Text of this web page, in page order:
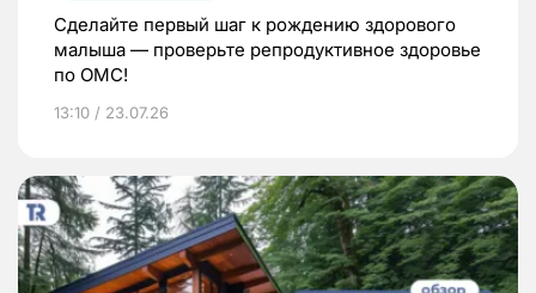
Сделайте первый шаг к рождению здорового
малыша — проверьте репродуктивное здоровье
по ОМС!
13:10 / 23.07.26